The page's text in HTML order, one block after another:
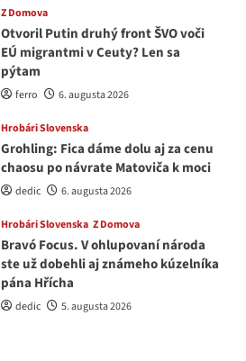
Z Domova
Otvoril Putin druhý front ŠVO voči
EÚ migrantmi v Ceuty? Len sa
pýtam
ferro 6. augusta 2026
Hrobári Slovenska
Grohling: Fica dáme dolu aj za cenu
chaosu po návrate Matoviča k moci
dedic 6. augusta 2026
Hrobári Slovenska Z Domova
Bravó Focus. V ohlupovaní národa
ste už dobehli aj známeho kúzelníka
pána Hřícha
dedic 5. augusta 2026